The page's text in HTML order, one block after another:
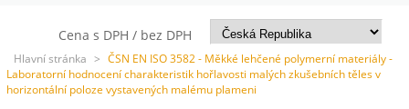
Cena s DPH / bez DPH
Hlavní stránka > ČSN EN ISO 3582 - Měkké lehčené polymerní materiály -
Laboratorní hodnocení charakteristik hořlavosti malých zkušebních těles v
horizontální poloze vystavených malému plameni